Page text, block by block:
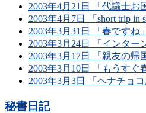
2003年4月21日 「代議士お
2003年4月7日 「short trip in
2003年3月31日 「春ですね
2003年3月24日 「インター
2003年3月17日 「親友の帰
2003年3月10日 「もうすぐ
2003年3月3日 「ヘナチョ
秘書日記